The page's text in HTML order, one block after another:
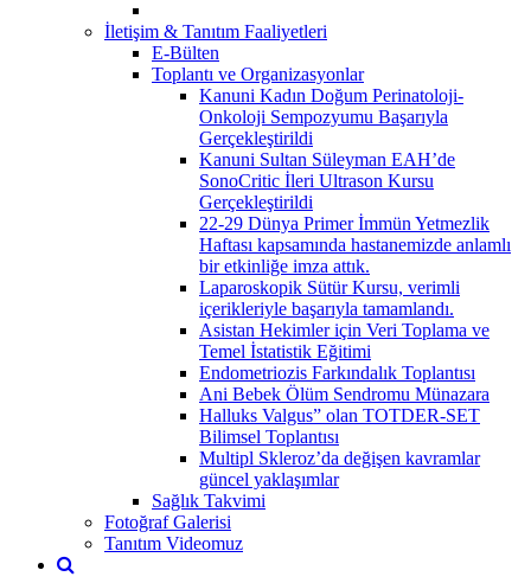
İletişim & Tanıtım Faaliyetleri
E-Bülten
Toplantı ve Organizasyonlar
Kanuni Kadın Doğum Perinatoloji-
Onkoloji Sempozyumu Başarıyla
Gerçekleştirildi
Kanuni Sultan Süleyman EAH’de
SonoCritic İleri Ultrason Kursu
Gerçekleştirildi
22-29 Dünya Primer İmmün Yetmezlik
Haftası kapsamında hastanemizde anlamlı
bir etkinliğe imza attık.
Laparoskopik Sütür Kursu, verimli
içerikleriyle başarıyla tamamlandı.
Asistan Hekimler için Veri Toplama ve
Temel İstatistik Eğitimi
Endometriozis Farkındalık Toplantısı
Ani Bebek Ölüm Sendromu Münazara
Halluks Valgus” olan TOTDER-SET
Bilimsel Toplantısı
Multipl Skleroz’da değişen kavramlar
güncel yaklaşımlar
Sağlık Takvimi
Fotoğraf Galerisi
Tanıtım Videomuz